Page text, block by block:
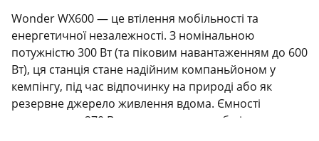
Wonder WX600 — це втілення мобільності та
енергетичної незалежності. З номінальною
потужністю 300 Вт (та піковим навантаженням до 600
Вт), ця станція стане надійним компаньйоном у
кемпінгу, під час відпочинку на природі або як
резервне джерело живлення вдома. Ємності
акумулятора 270 Вт·год вистачить, щоб підтримувати